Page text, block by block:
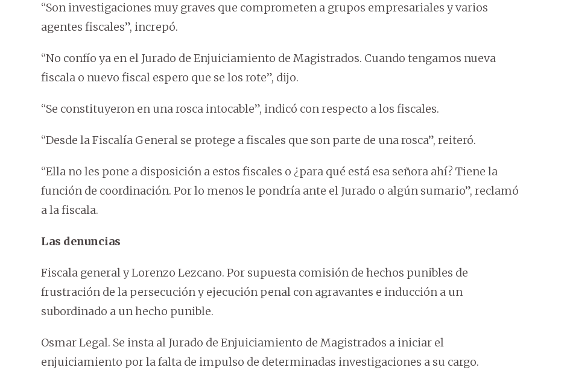
“Son investigaciones muy graves que comprometen a grupos empresariales y varios
agentes fiscales”, increpó.
“No confío ya en el Jurado de Enjuiciamiento de Magistrados. Cuando tengamos nueva
fiscala o nuevo fiscal espero que se los rote”, dijo.
“Se constituyeron en una rosca intocable”, indicó con respecto a los fiscales.
“Desde la Fiscalía General se protege a fiscales que son parte de una rosca”, reiteró.
“Ella no les pone a disposición a estos fiscales o ¿para qué está esa señora ahí? Tiene la
función de coordinación. Por lo menos le pondría ante el Jurado o algún sumario”, reclamó
a la fiscala.
Las denuncias
Fiscala general y Lorenzo Lezcano. Por supuesta comisión de hechos punibles de
frustración de la persecución y ejecución penal con agravantes e inducción a un
subordinado a un hecho punible.
Osmar Legal. Se insta al Jurado de Enjuiciamiento de Magistrados a iniciar el
enjuiciamiento por la falta de impulso de determinadas investigaciones a su cargo.